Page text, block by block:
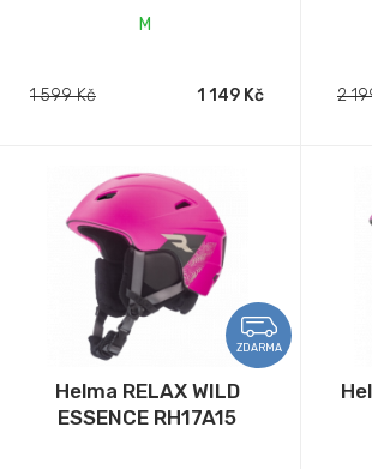
M
1 599 Kč 1 149 Kč 2
ZDARMA
Helma RELAX WILD
ESSENCE RH17A15